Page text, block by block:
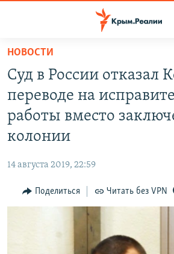
Вернуться
основному
содержанию
Вернутся
главной
Вернутся
поиску
СПЕЦПРОЕКТЫ
ГРУЗ 200
ВОДА
ИНТЕРАКТИВ
ИНФОГРАФИКА
ТЕЛЕПРОЕКТ КРЫМ.РЕАЛИИ
СОВЕТЫ ПРАВОЗАЩИТНИКОВ
РАДІО СВОБОДА
КАК ОБОЙТИ БЛОКИРОВКУ
НОВОСТИ
Суд в России отказал
переводе на
работы вместо
колонии
14 августа 2019, 22:59
Поделиться Читать без VPN